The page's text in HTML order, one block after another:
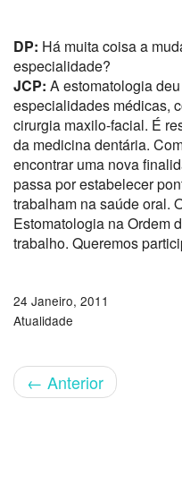
DP: Há muita coisa a
especialidade?
JCP: A estomatologia
especialidades médicas,
cirurgia maxilo-facial. É
da medicina dentária.
encontrar uma nova
passa por estabelecer
trabalham na saúde oral.
Estomatologia na Ordem
trabalho. Queremos
24 Janeiro, 2011
Atualidade
← Anterior